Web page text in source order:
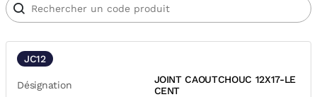
JC12
Désignation
JOINT CAOUTCHOUC 12X17-LE
CENT